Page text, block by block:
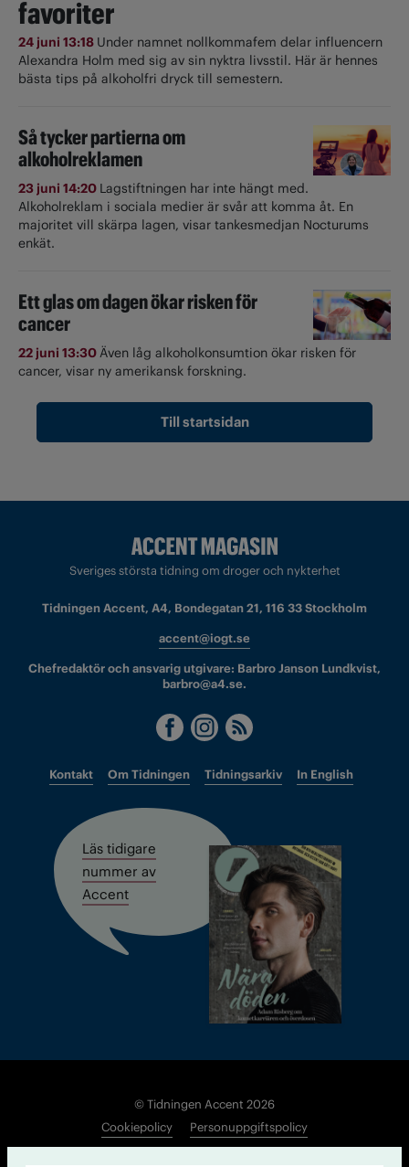
favoriter
24 juni 13:18 Under namnet nollkommafem delar influencern
Alexandra Holm med sig av sin nyktra livsstil. Här är hennes
bästa tips på alkoholfri dryck till semestern.
Så tycker partierna om
alkoholreklamen
23 juni 14:20 Lagstiftningen har inte hängt med.
Alkoholreklam i sociala medier är svår att komma åt. En
majoritet vill skärpa lagen, visar tankesmedjan Nocturums
enkät.
Ett glas om dagen ökar risken för
cancer
22 juni 13:30Även låg alkoholkonsumtion ökar risken för
cancer, visar ny amerikansk forskning.
Till startsidan
Sveriges största tidning om droger och nykterhet
Tidningen Accent, A4, Bondegatan 21, 116 33 Stockholm
accent@iogt.se
Chefredaktör och ansvarig utgivare: Barbro Janson Lundkvist,
barbro@a4.se.
Kontakt Om Tidningen Tidningsarkiv In English
Läs tidigare
nummer av
Accent
© Tidningen Accent 2026
Cookiepolicy
Personuppgiftspolicy